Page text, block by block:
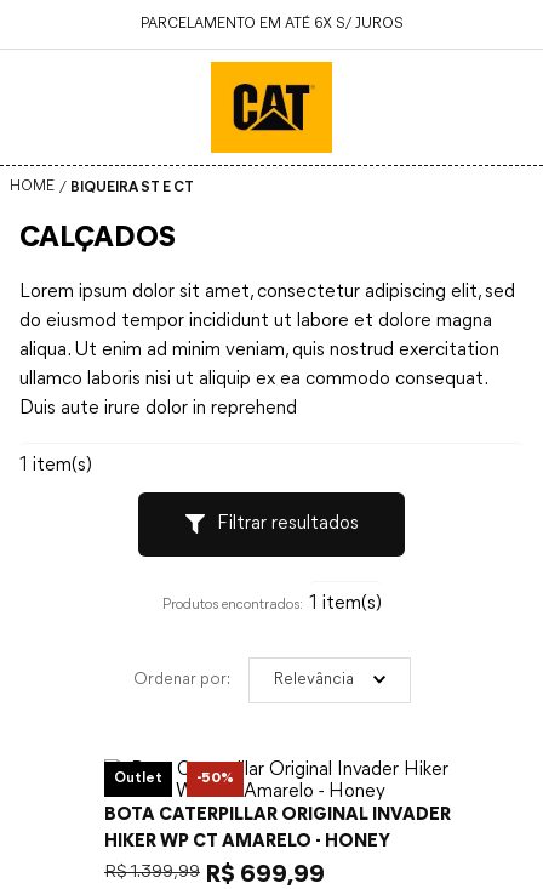
PARCELAMENTO EM ATÉ 6X S/ JUROS
BIQUEIRA ST E CT
CALÇADOS
Lorem ipsum dolor sit amet, consectetur adipiscing elit, sed
do eiusmod tempor incididunt ut labore et dolore magna
aliqua. Ut enim ad minim veniam, quis nostrud exercitation
ullamco laboris nisi ut aliquip ex ea commodo consequat.
Duis aute irure dolor in reprehend
1
1
Relevância
Outlet -50%
BOTA CATERPILLAR ORIGINAL INVADER
HIKER WP CT AMARELO - HONEY
R$ 1.399,99 R$ 699,99